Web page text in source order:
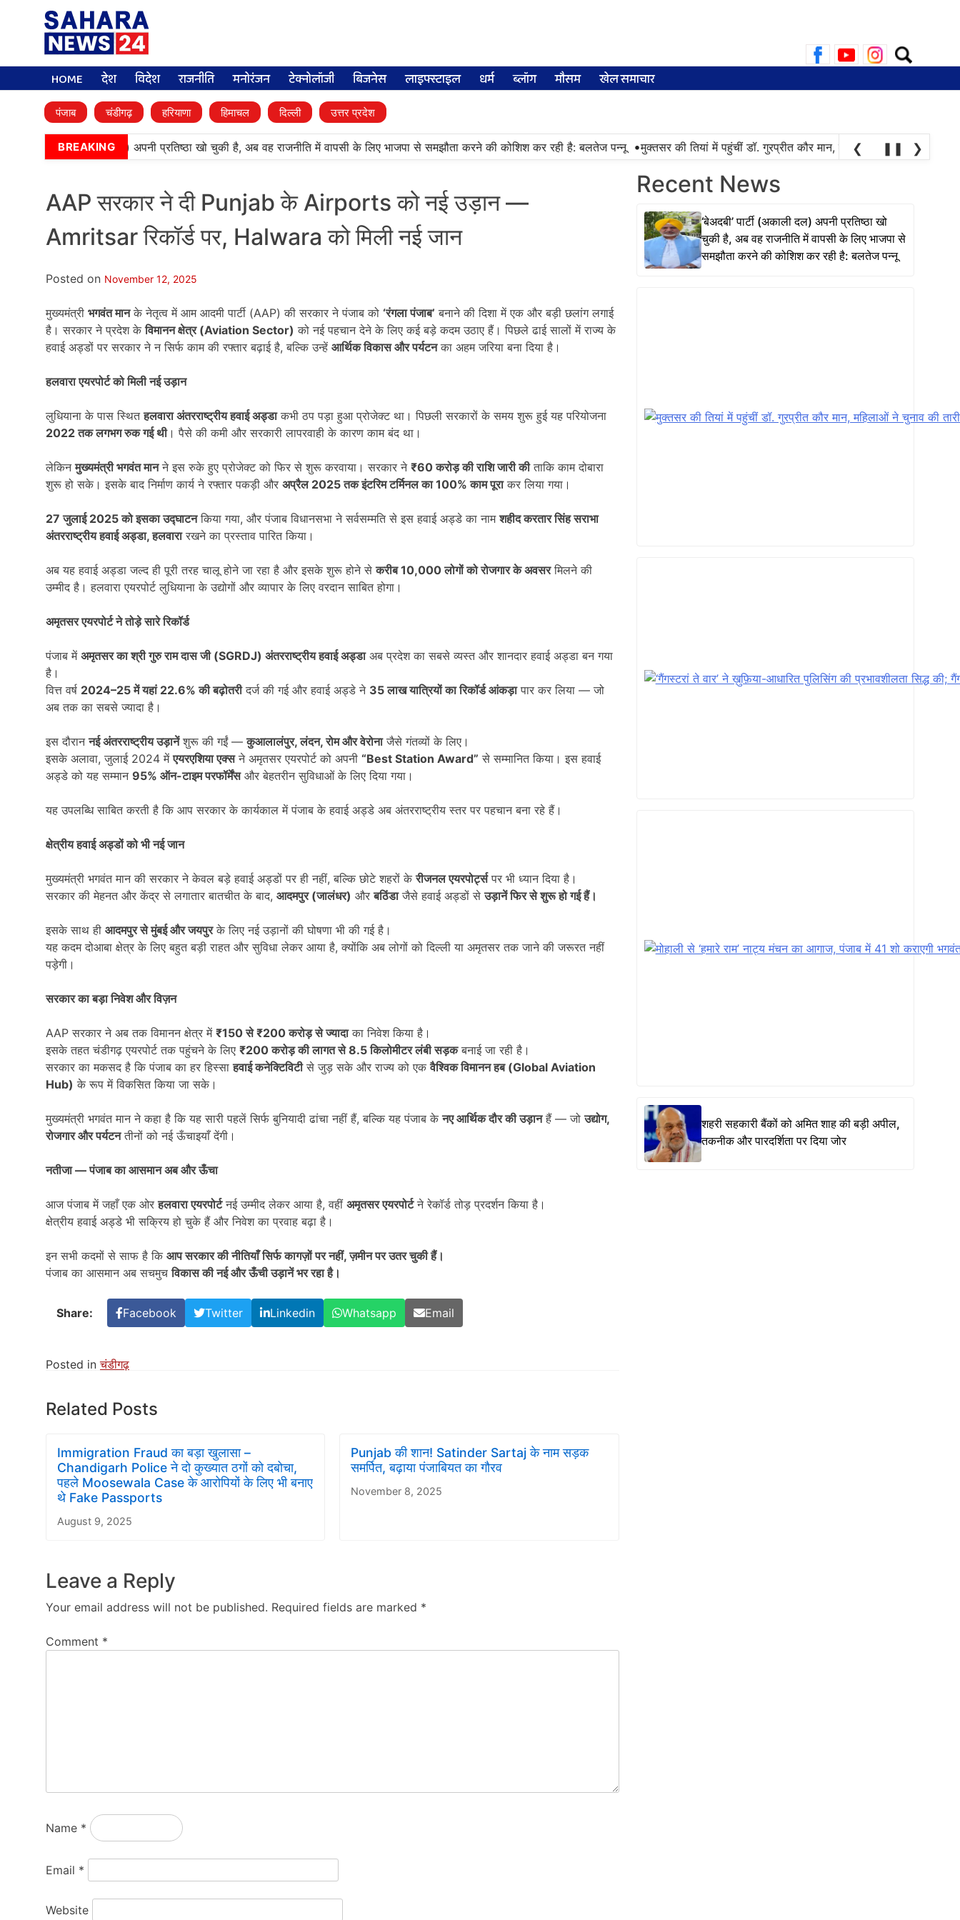
Search
for:
HOME देश विदेश राजनीति मनोरंजन टेक्नोलॉजी बिजनेस लाइफ्स्टाइल धर्म ब्लॉग मौसम खेल समाचार
पंजाब चंडीगढ़ हरियाणा हिमाचल दिल्ली उत्तर प्रदेश
BREAKING
‘बेअदबी’ पार्टी (अकाली दल) अपनी प्रतिष्ठा खो चुकी है, अब वह राजनीति में वापसी के लिए भाजपा से समझौता करने की कोशिश कर रही है: बलतेज पन्नू •मुक्तसर की तियां में पहुंचीं डॉ. गुरप्रीत कौर मान, महिलाओं ने चुनाव की तारीख
❮ ❚❚ ❯
AAP सरकार ने दी Punjab के Airports को नई उड़ान —
Amritsar रिकॉर्ड पर, Halwara को मिली नई जान
Posted on November 12, 2025
मुख्यमंत्री भगवंत मानके नेतृत्व में आम आदमी पार्टी (AAP) की सरकार ने पंजाब को ‘रंगला पंजाब’ बनाने की दिशा में एक और बड़ी छलांग लगाई
है। सरकार ने प्रदेश केविमानन क्षेत्र (Aviation Sector) को नई पहचान देने के लिए कई बड़े कदम उठाए हैं। पिछले ढाई सालों में राज्य के
हवाई अड्डों पर सरकार ने न सिर्फ काम की रफ्तार बढ़ाई है, बल्कि उन्हें आर्थिक विकास और पर्यटनका अहम जरिया बना दिया है।
हलवारा एयरपोर्ट को मिली नई उड़ान
लुधियाना के पास स्थितहलवारा अंतरराष्ट्रीय हवाई अड्डाकभी ठप पड़ा हुआ प्रोजेक्ट था। पिछली सरकारों के समय शुरू हुई यह परियोजना
2022तक लगभग रुक गई थी। पैसे की कमी और सरकारी लापरवाही के कारण काम बंद था।
लेकिनमुख्यमंत्री भगवंत मानने इस रुके हुए प्रोजेक्ट को फिर से शुरू करवाया। सरकार ने ₹60करोड़ की राशि जारी कीताकि काम दोबारा
शुरू हो सके। इसके बाद निर्माण कार्य ने रफ्तार पकड़ी और अप्रैल 2025तक इंटरिम टर्मिनल का100%काम पूराकर लिया गया।
27जुलाई2025को इसका उद्घाटनकिया गया, और पंजाब विधानसभा ने सर्वसम्मति से इस हवाई अड्डे का नामशहीद करतार सिंह सराभा
अंतरराष्ट्रीय हवाई अड्डा,हलवारारखने का प्रस्ताव पारित किया।
अब यह हवाई अड्डा जल्द ही पूरी तरह चालू होने जा रहा है और इसके शुरू होने सेकरीब10,000लोगों को रोजगार के अवसरमिलने की
उम्मीद है। हलवारा एयरपोर्ट लुधियाना के उद्योगों और व्यापार के लिए वरदान साबित होगा।
अमृतसर एयरपोर्ट ने तोड़े सारे रिकॉर्ड
पंजाब में अमृतसर का श्री गुरु राम दास जी (SGRDJ) अंतरराष्ट्रीय हवाई अड्डाअब प्रदेश का सबसे व्यस्त और शानदार हवाई अड्डा बन गया
है।
वित्त वर्ष 2024–25में यहां 22.6%की बढ़ोतरीदर्ज की गई और हवाई अड्डे ने 35लाख यात्रियों का रिकॉर्ड आंकड़ापार कर लिया — जो
अब तक का सबसे ज्यादा है।
इस दौराननई अंतरराष्ट्रीय उड़ानेंशुरू की गईं —कुआलालंपुर,लंदन,रोम और वेरोनाजैसे गंतव्यों के लिए।
इसके अलावा, जुलाई 2024 मेंएयरएशिया एक्सने अमृतसर एयरपोर्ट को अपनी “Best Station Award” से सम्मानित किया। इस हवाई
अड्डे को यह सम्मान 95% ऑन-टाइम परफॉर्मेंसऔर बेहतरीन सुविधाओं के लिए दिया गया।
यह उपलब्धि साबित करती है कि आप सरकार के कार्यकाल में पंजाब के हवाई अड्डे अब अंतरराष्ट्रीय स्तर पर पहचान बना रहे हैं।
क्षेत्रीय हवाई अड्डों को भी नई जान
मुख्यमंत्री भगवंत मान की सरकार ने केवल बड़े हवाई अड्डों पर ही नहीं, बल्कि छोटे शहरों केरीजनल एयरपोर्ट्सपर भी ध्यान दिया है।
सरकार की मेहनत और केंद्र से लगातार बातचीत के बाद, आदमपुर (जालंधर) औरबठिंडाजैसे हवाई अड्डों सेउड़ानें फिर से शुरू हो गई हैं।
इसके साथ ही आदमपुर से मुंबई और जयपुरके लिए नई उड़ानों की घोषणा भी की गई है।
यह कदम दोआबा क्षेत्र के लिए बहुत बड़ी राहत और सुविधा लेकर आया है, क्योंकि अब लोगों को दिल्ली या अमृतसर तक जाने की जरूरत नहीं
पड़ेगी।
सरकार का बड़ा निवेश और विज़न
AAP सरकार ने अब तक विमानन क्षेत्र में ₹150से₹200करोड़ से ज्यादाका निवेश किया है।
इसके तहत चंडीगढ़ एयरपोर्ट तक पहुंचने के लिए ₹200करोड़ की लागत से8.5किलोमीटर लंबी सड़कबनाई जा रही है।
सरकार का मकसद है कि पंजाब का हर हिस्साहवाई कनेक्टिविटीसे जुड़ सके और राज्य को एकवैश्विक विमानन हब (Global Aviation
Hub) के रूप में विकसित किया जा सके।
मुख्यमंत्री भगवंत मान ने कहा है कि यह सारी पहलें सिर्फ बुनियादी ढांचा नहीं हैं, बल्कि यह पंजाब केनए आर्थिक दौर की उड़ानहैं — जोउद्योग,
रोजगार और पर्यटनतीनों को नई ऊँचाइयाँ देंगी।
नतीजा—पंजाब का आसमान अब और ऊँचा
आज पंजाब में जहाँ एक ओरहलवारा एयरपोर्टनई उम्मीद लेकर आया है, वहीं अमृतसर एयरपोर्टने रेकॉर्ड तोड़ प्रदर्शन किया है।
क्षेत्रीय हवाई अड्डे भी सक्रिय हो चुके हैं और निवेश का प्रवाह बढ़ा है।
इन सभी कदमों से साफ है कि आप सरकार की नीतियाँ सिर्फ कागज़ों पर नहीं,ज़मीन पर उतर चुकी हैं।
पंजाब का आसमान अब सचमुचविकास की नई और ऊँची उड़ानें भर रहा है।
Share: Facebook Twitter Linkedin Whatsapp Email
Posted inचंडीगढ़
Related Posts
Immigration Fraud का बड़ा खुलासा –
Chandigarh Police ने दो कुख्यात ठगों को दबोचा,
पहले Moosewala Case के आरोपियों के लिए भी बनाए
थे Fake Passports
August 9, 2025
Punjab की शान! Satinder Sartaj के नाम सड़क
समर्पित, बढ़ाया पंजाबियत का गौरव
November 8, 2025
Leave a Reply
Your email address will not be published. Required fields are marked *
Comment *
Name *
Email *
Website
Recent News
‘बेअदबी’ पार्टी (अकाली दल) अपनी प्रतिष्ठा खो
चुकी है, अब वह राजनीति में वापसी के लिए भाजपा से
समझौता करने की कोशिश कर रही है: बलतेज पन्नू
शहरी सहकारी बैंकों को अमित शाह की बड़ी अपील,
तकनीक और पारदर्शिता पर दिया जोर